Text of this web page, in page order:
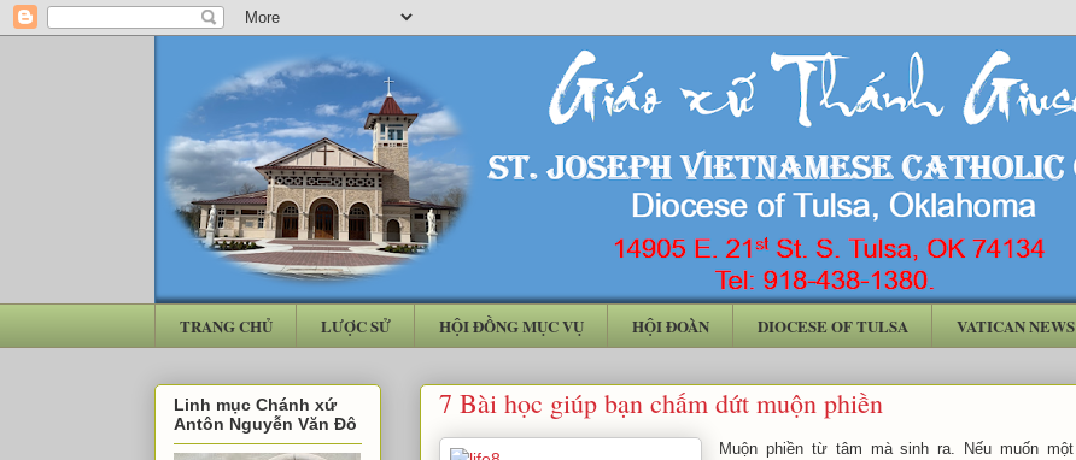
TRANG CHỦ LƯỢC SỬ HỘI ĐỒNG MỤC VỤ HỘI ĐOÀN DIOCESE OF TULSA VATICAN NEWS
7 Bài học giúp bạn chấm dứt muộn phiền
Muộn phiền từ tâm mà sinh ra. Nếu muốn một
Linh mục Chánh xứ
Antôn Nguyễn Văn Đô